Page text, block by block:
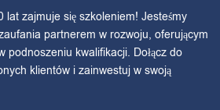
lat zajmuje się szkoleniem! Jesteśmy
partnerem w rozwoju, oferującym
podnoszeniu kwalifikacji. Dołącz do
klientów i zainwestuj w swoją